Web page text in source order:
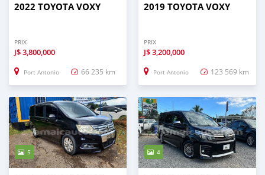
2022 TOYOTA VOXY
PRIX
J$3,800,000
Port Antonio 66 235 km
2019 TOYOTA VOXY
PRIX
J$3,200,000
Port Antonio 123 569 km
5 4